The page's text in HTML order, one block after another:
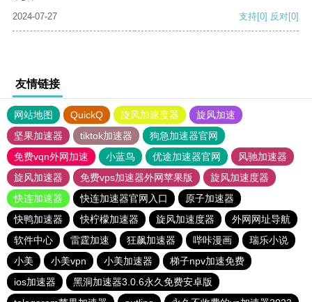
2024-07-27
支持[0] 反对[0]
友情链接
网站地图 QuickQ 旋风加速度器
旋风加速
坚果加速器
tiktok加速器
狗急加速器官网
免费vqn外网加速
小蓝鸟 优途加速器官网
风驰加速器
旋风加速器
免费vps加速器外网苹果版
旋风加速度器
快连加速器
快连加速器官网入口
原子加速器
快鸭加速器
快柠檬加速器 旋风加速度器
外网网址导航
软件中心
雷霆加速 狂飙加速器 哔咔漫画
瑞乐小说
小美
小美vpn 小美加速器
梯子npv加速免费
ios加速器
黑洞加速器3.0.6永久免费安卓版